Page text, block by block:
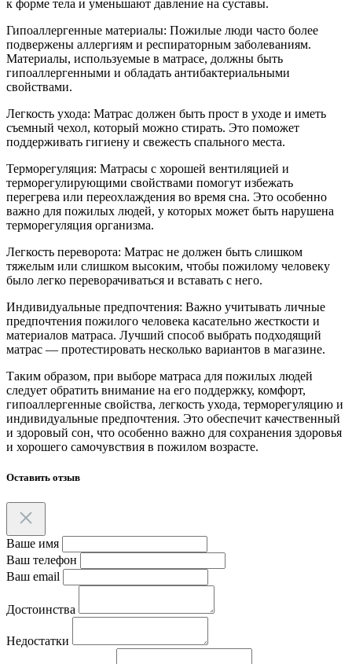
к форме тела и уменьшают давление на суставы.
Гипоаллергенные материалы: Пожилые люди часто более
подвержены аллергиям и респираторным заболеваниям.
Материалы, используемые в матрасе, должны быть
гипоаллергенными и обладать антибактериальными
свойствами.
Легкость ухода: Матрас должен быть прост в уходе и иметь
съемный чехол, который можно стирать. Это поможет
поддерживать гигиену и свежесть спального места.
Терморегуляция: Матрасы с хорошей вентиляцией и
терморегулирующими свойствами помогут избежать
перегрева или переохлаждения во время сна. Это особенно
важно для пожилых людей, у которых может быть нарушена
терморегуляция организма.
Легкость переворота: Матрас не должен быть слишком
тяжелым или слишком высоким, чтобы пожилому человеку
было легко переворачиваться и вставать с него.
Индивидуальные предпочтения: Важно учитывать личные
предпочтения пожилого человека касательно жесткости и
материалов матраса. Лучший способ выбрать подходящий
матрас — протестировать несколько вариантов в магазине.
Таким образом, при выборе матраса для пожилых людей
следует обратить внимание на его поддержку, комфорт,
гипоаллергенные свойства, легкость ухода, терморегуляцию и
индивидуальные предпочтения. Это обеспечит качественный
и здоровый сон, что особенно важно для сохранения здоровья
и хорошего самочувствия в пожилом возрасте.
Оставить отзыв
Ваше имя
Ваш телефон
Ваш email
Достоинства
Недостатки